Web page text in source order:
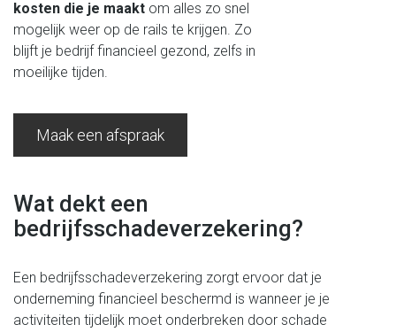
kosten die je maakt om alles zo snel
mogelijk weer op de rails te krijgen. Zo
blijft je bedrijf financieel gezond, zelfs in
moeilijke tijden.
Maak een afspraak
Wat dekt een
bedrijfsschadeverzekering?
Een bedrijfsschadeverzekering zorgt ervoor dat je
onderneming financieel beschermd is wanneer je je
activiteiten tijdelijk moet onderbreken door schade